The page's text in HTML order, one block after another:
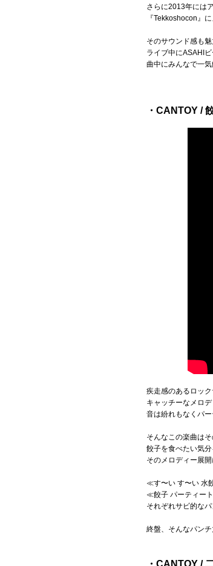
さらに2013年には
『Tekkoshocon』
そのサウンド感も
ライブ中にASAHI
曲中にみんなで一
・CANTOY /
疾走感のあるロッ
キャッチーなメロ
音は紛れもなくパ
そんなこの楽曲は
餃子を食べたい気
そのメロディー展開
≪す〜い す〜い 水
≪餃子 パーティー
それぞれサビ的な
終盤、そんなパン
・CANTOY /